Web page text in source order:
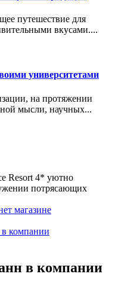
путешествие для
вкусами....
университетами
на протяжении
мысли, научных...
Resort 4* уютно
потрясающих
магазине
компании
в компании